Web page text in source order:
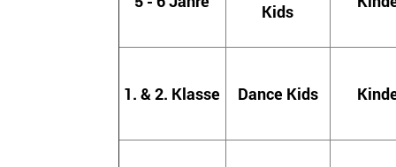
Kids
1. & 2. Klasse Dance Kids